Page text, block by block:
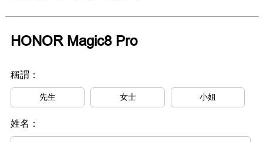
HONOR Magic8 Pro
稱謂：
先生 女士 小姐
姓名：